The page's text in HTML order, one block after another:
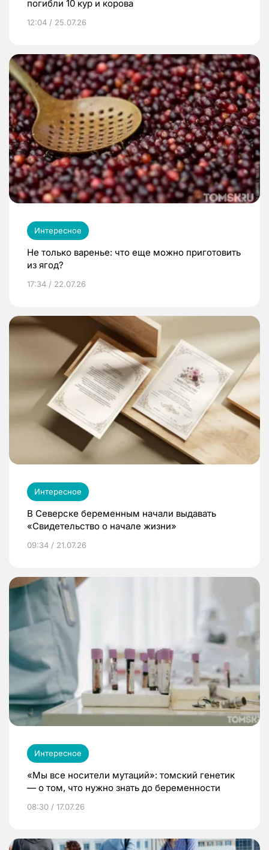
погибли 10 кур и корова
12:04 / 25.07.26
Интересное
Не только варенье: что еще можно приготовить
из ягод?
17:34 / 22.07.26
Интересное
В Северске беременным начали выдавать
«Свидетельство о начале жизни»
09:34 / 21.07.26
Интересное
«Мы все носители мутаций»: томский генетик
— о том, что нужно знать до беременности
08:30 / 17.07.26